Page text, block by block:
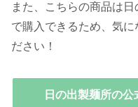
また、こちらの商品は
で購入できるため、気に
ださい！
日の出製麺所の